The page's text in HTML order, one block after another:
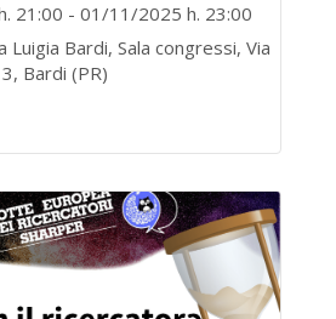
21:00 - 01/11/2025 h. 23:00
Luigia Bardi, Sala congressi, Via
Bardi (PR)